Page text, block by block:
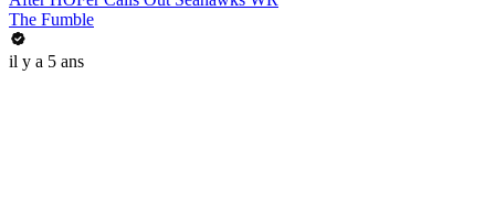
The Fumble
il y a 5 ans